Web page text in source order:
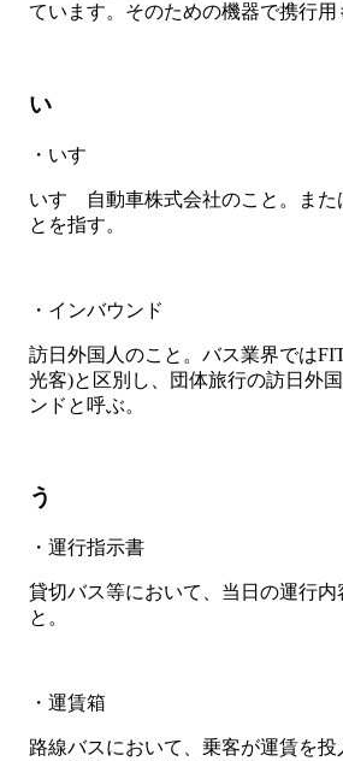
ています。そのための機器で携行用
い
・いすゞ
いすゞ自動車株式会社のこと。また
とを指す。
・インバウンド
訪日外国人のこと。バス業界では
光客)と区別し、団体旅行の訪日外
ンドと呼ぶ。
う
・運行指示書
貸切バス等において、当日の運行内
と。
・運賃箱
路線バスにおいて、乗客が運賃を投